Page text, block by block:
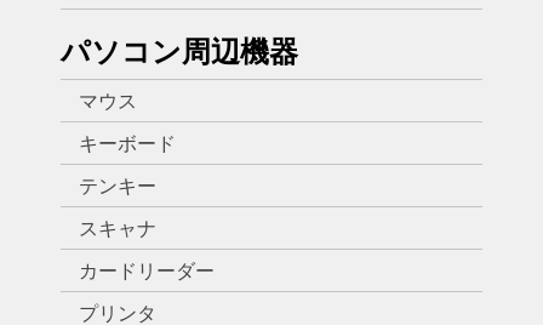
パソコン周辺機器
マウス
キーボード
テンキー
スキャナ
カードリーダー
プリンタ